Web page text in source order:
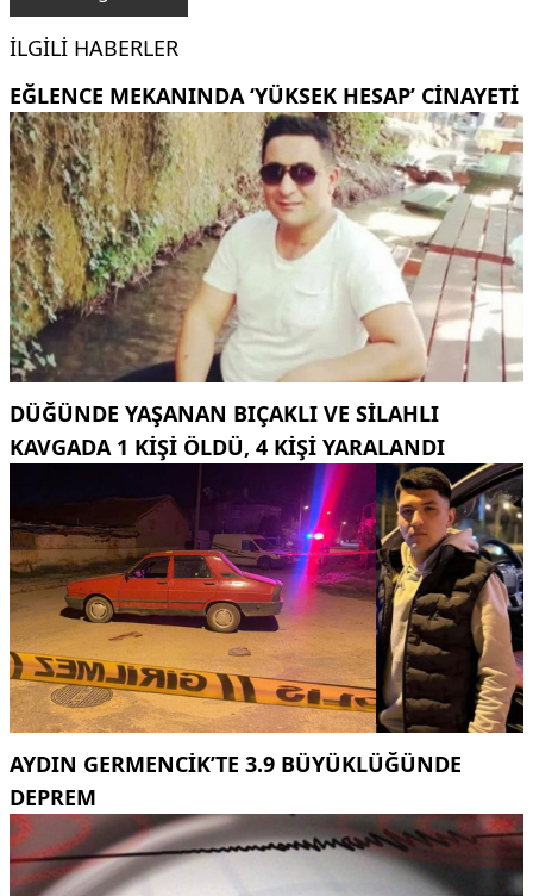
İLGILI HABERLER
EĞLENCE MEKANINDA ‘YÜKSEK HESAP’ CINAYETI
DÜĞÜNDE YAŞANAN BIÇAKLI VE SILAHLI
KAVGADA 1 KIŞI ÖLDÜ, 4 KIŞI YARALANDI
AYDIN GERMENCIK’TE 3.9 BÜYÜKLÜĞÜNDE
DEPREM